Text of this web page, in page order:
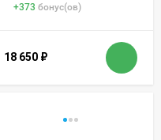
+373 бонус(ов)
18 650 ₽